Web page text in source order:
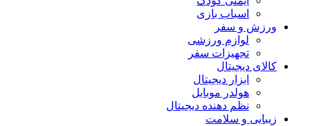
اسباب بازی
ورزش و سفر
لوازم ورزشی
تجهیزات سفر
کالای دیجیتال
ابزار دیجیتال
هولدر موبایل
نظم دهنده دیجیتال
زیبایی و سلامت